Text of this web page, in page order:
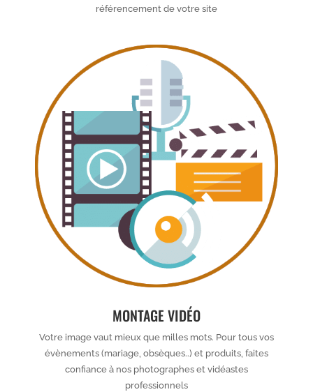
référencement de votre site
MONTAGE VIDÉO
Votre image vaut mieux que milles mots. Pour tous vos
évènements (mariage, obsèques..) et produits, faites
confiance à nos photographes et vidéastes
professionnels